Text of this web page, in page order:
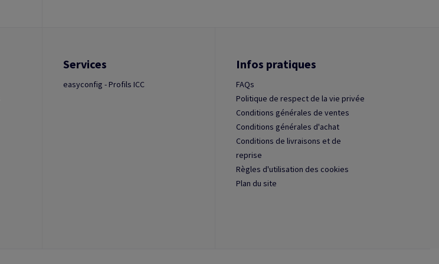
Services
easyconfig - Profils ICC
Infos pratiques
FAQs
Politique de respect de la vie privée
Conditions générales de ventes
Conditions générales d'achat
Conditions de livraisons et de
reprise
Règles d'utilisation des cookies
Plan du site